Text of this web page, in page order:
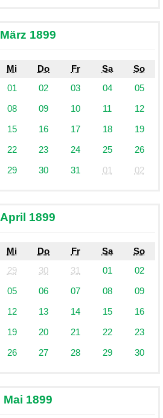
März 1899
Mi Do Fr Sa
So
01 02 03 04
05
08 09 10 11
12
15 16 17 18
19
22 23 24 25
26
29 30 31 01 02
April 1899
Mi Do Fr Sa
So
29 30 31 01
02
05 06 07 08
09
12 13 14 15
16
19 20 21 22
23
26 27 28 29 30
Mai 1899